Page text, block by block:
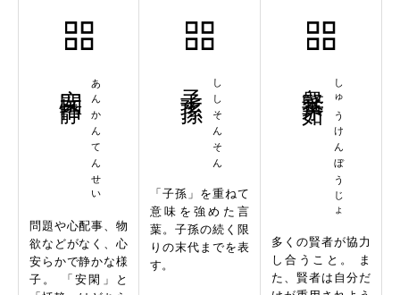
あんかんてんせい
問題や心配事、物
欲などがなく、心
安らかで静かな様
子。 「安閑」と
ししそんそん
「子孫」を重ねて
意味を強めた言
葉。子孫の続く限
りの末代までを表
す。
しゅうけんぼうじょ
多くの賢者が協力
し合うこと。 ま
た、賢者は自分だ